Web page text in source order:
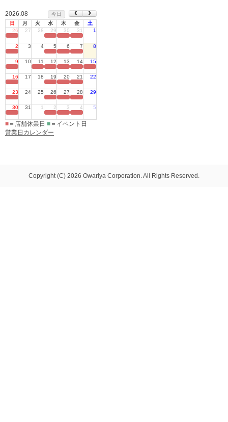
2026.08
今日
日
月 火 水 木 金
土
26
27 28 29 30 31 1
2 3 4 5 6 7 8
9 10 11 12 13 14 15
16 17 18 19 20 21 22
23 24 25 26 27 28 29
30 31 1 2 3 4 5
■ ＝店舗休業日 ■ ＝イベント日
営業日カレンダー
Copyright (C) 2026 Owariya Corporation. All Rights Reserved.